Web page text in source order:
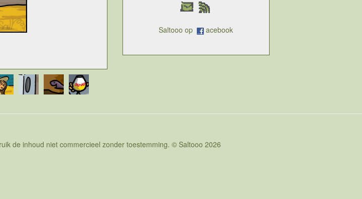
je krijgt er bijvoorbeeld
blootgesteld aan de zon,
instantie zal de huid door
Het is ook zo dat een
is het eigenlijk te laat.
een verbrande huid wat
je kan je huid bedekken in de
door de zogenaamde factor.
Saltooo op acebook
de inhoud niet commercieel zonder toestemming. © Saltooo 2026